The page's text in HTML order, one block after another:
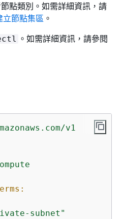
點類別。如需詳細資訊，請
立節點集區 。
。如需詳細資訊，請參閱
v1
subnet"